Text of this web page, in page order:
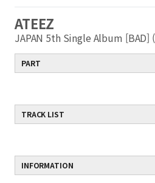
ATEEZ
JAPAN 5th Single Album [BAD]
PART
TRACK LIST
INFORMATION